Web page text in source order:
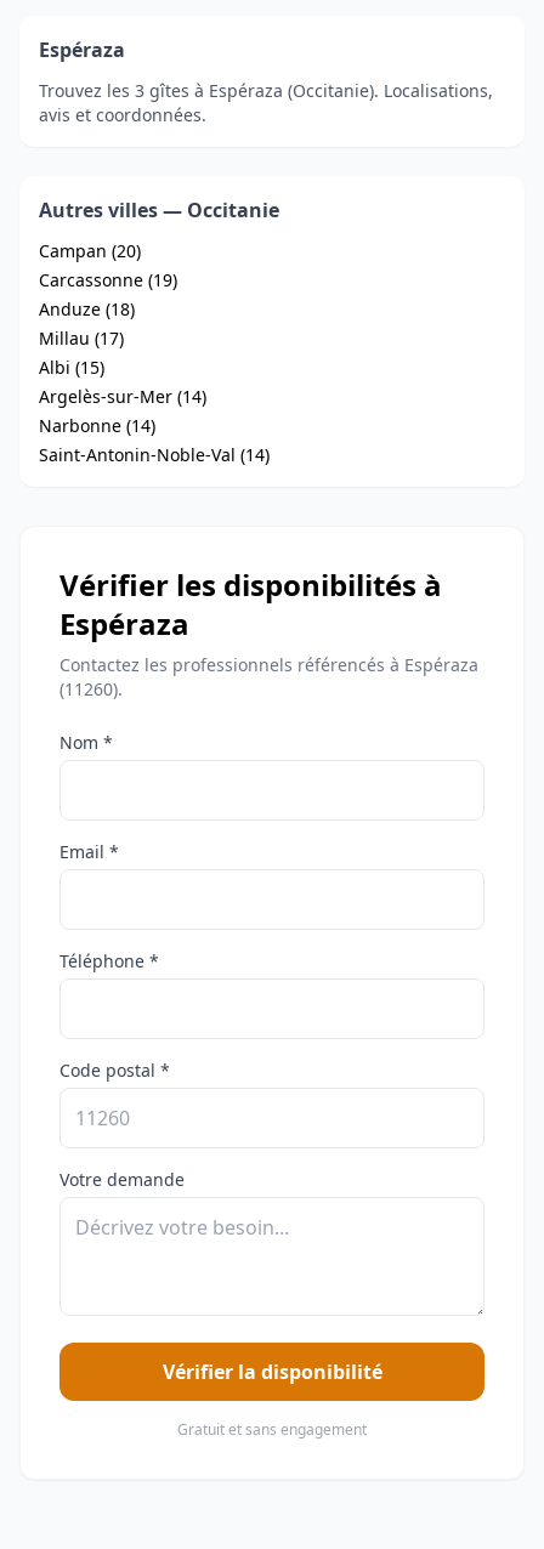
Espéraza
Trouvez les 3 gîtes à Espéraza (Occitanie). Localisations,
avis et coordonnées.
Autres villes — Occitanie
Campan (20)
Carcassonne (19)
Anduze (18)
Millau (17)
Albi (15)
Argelès-sur-Mer (14)
Narbonne (14)
Saint-Antonin-Noble-Val (14)
Vérifier les disponibilités à
Espéraza
Contactez les professionnels référencés à Espéraza
(11260).
Nom *
Email *
Téléphone *
Code postal *
Votre demande
Vérifier la disponibilité
Gratuit et sans engagement